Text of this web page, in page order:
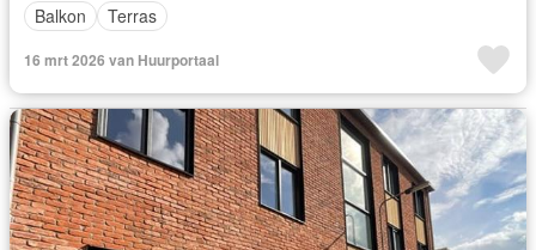
Balkon
Terras
16 mrt 2026 van Huurportaal